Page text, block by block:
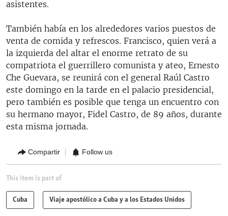
asistentes.
También había en los alrededores varios puestos de
venta de comida y refrescos. Francisco, quien verá a
la izquierda del altar el enorme retrato de su
compatriota el guerrillero comunista y ateo, Ernesto
Che Guevara, se reunirá con el general Raúl Castro
este domingo en la tarde en el palacio presidencial,
pero también es posible que tenga un encuentro con
su hermano mayor, Fidel Castro, de 89 años, durante
esta misma jornada.
Compartir Follow us
This item is part of
Cuba Viaje apostólico a Cuba y a los Estados Unidos